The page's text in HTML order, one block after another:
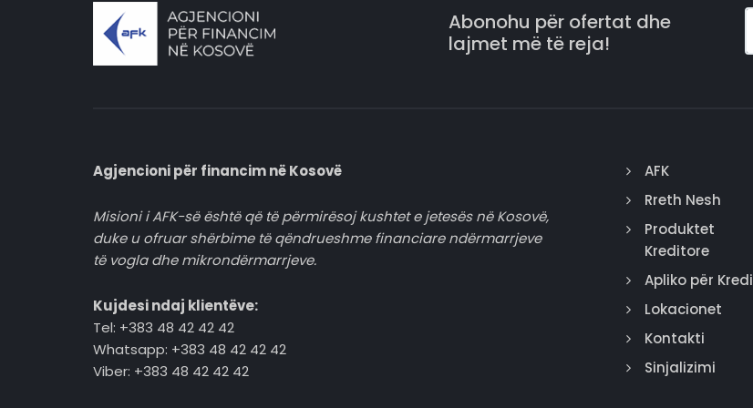
Abonohu për ofertat dhe
lajmet më të reja!
Agjencioni për financim në Kosovë
Misioni i AFK-së është që të përmirësoj kushtet e jetesës në Kosovë,
duke u ofruar shërbime të qëndrueshme financiare ndërmarrjeve
të vogla dhe mikrondërmarrjeve.
Kujdesi ndaj klientëve:
Tel: +383 48 42 42 42
Whatsapp: +383 48 42 42 42
Viber: +383 48 42 42 42
AFK
Rreth Nesh
Produktet
Kreditore
Apliko për Kredi
Lokacionet
Kontakti
Sinjalizimi